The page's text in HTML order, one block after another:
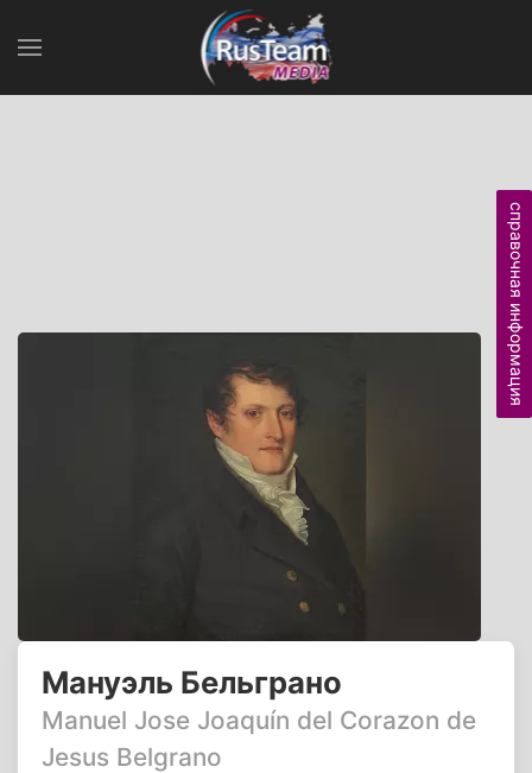
Мануэль Бельграно
Manuel Jose Joaquín del Corazon de
Jesus Belgrano
справочная информация